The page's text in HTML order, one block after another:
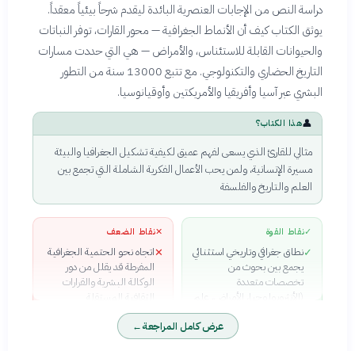
دراسة النص من الإجابات العنصرية البائدة ليقدم شرحاً بيئياً معقداً.
يوثق الكتاب كيف أن الأنماط الجغرافية — محور القارات، توفر النباتات
والحيوانات القابلة للاستئناس، والأمراض — هي التي حددت مسارات
التاريخ الحضاري والتكنولوجي. مع تتبع 13000 سنة من التطور
البشري عبر آسيا وأفريقيا والأمريكتين وأوقيانوسيا.
👤هذا الكتاب؟
مثالي للقارئ الذي يسعى لفهم عميق لكيفية تشكيل الجغرافيا والبيئة
مسيرة الإنسانية، ولمن يحب الأعمال الفكرية الشاملة التي تجمع بين
العلم والتاريخ والفلسفة
✓نقاط القوة
✓نطاق جغرافي وتاريخي استثنائي
يجمع بين بحوث من
تخصصات متعددة
(الأنثروبولوجيا، الأمراض، علم
الأحياء، اللسانيات)
تفكيك منطقي وحاسم
للنظريات العنصرية من خلال
✕نقاط الضعف
✕اتجاه نحو الحتمية الجغرافية
المفرطة قد يقلل من دور
الوكالة البشرية والقرارات
الثقافية المستقلة
✕بعض التكرار في الفصول
الأخيرة يضعف الإيقاع السرديعرض كامل المراجعة←